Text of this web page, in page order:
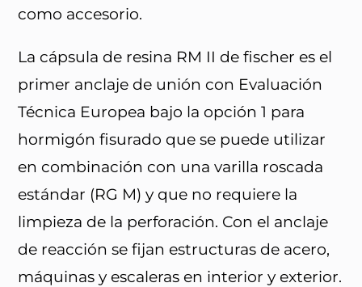
como accesorio.
La cápsula de resina RM II de fischer es el
primer anclaje de unión con Evaluación
Técnica Europea bajo la opción 1 para
hormigón fisurado que se puede utilizar
en combinación con una varilla roscada
estándar (RG M) y que no requiere la
limpieza de la perforación. Con el anclaje
de reacción se fijan estructuras de acero,
máquinas y escaleras en interior y exterior.